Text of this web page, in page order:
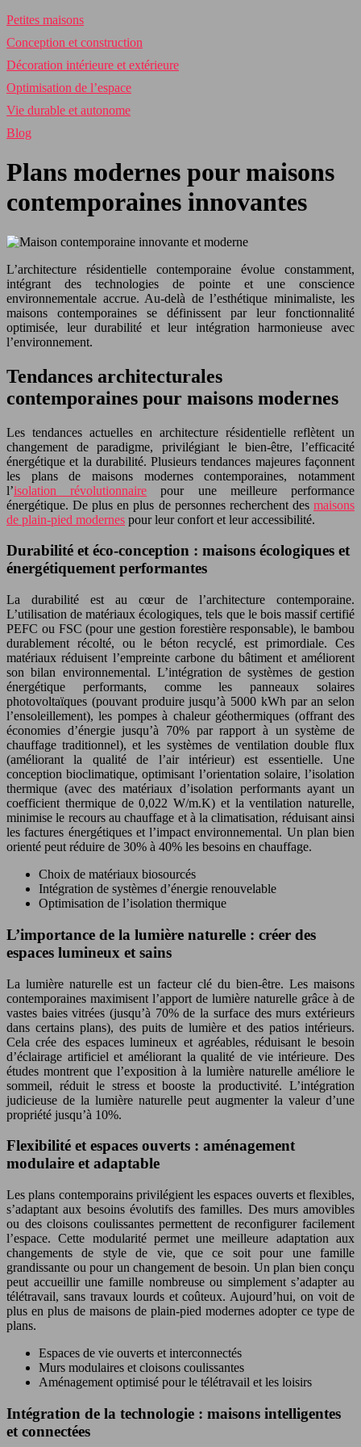
Petites maisons
Conception et construction
Décoration intérieure et extérieure
Optimisation de l’espace
Vie durable et autonome
Blog
Plans modernes pour maisons
contemporaines innovantes
L’architecture résidentielle contemporaine évolue constamment,
intégrant des technologies de pointe et une conscience
environnementale accrue. Au-delà de l’esthétique minimaliste, les
maisons contemporaines se définissent par leur fonctionnalité
optimisée, leur durabilité et leur intégration harmonieuse avec
l’environnement.
Tendances architecturales
contemporaines pour maisons modernes
Les tendances actuelles en architecture résidentielle reflètent un
changement de paradigme, privilégiant le bien-être, l’efficacité
énergétique et la durabilité. Plusieurs tendances majeures façonnent
les plans de maisons modernes contemporaines, notamment
l’isolation révolutionnaire pour une meilleure performance
énergétique. De plus en plus de personnes recherchent des maisons
de plain-pied modernes pour leur confort et leur accessibilité.
Durabilité et éco-conception : maisons écologiques et
énergétiquement performantes
La durabilité est au cœur de l’architecture contemporaine.
L’utilisation de matériaux écologiques, tels que le bois massif certifié
PEFC ou FSC (pour une gestion forestière responsable), le bambou
durablement récolté, ou le béton recyclé, est primordiale. Ces
matériaux réduisent l’empreinte carbone du bâtiment et améliorent
son bilan environnemental. L’intégration de systèmes de gestion
énergétique performants, comme les panneaux solaires
photovoltaïques (pouvant produire jusqu’à 5000 kWh par an selon
l’ensoleillement), les pompes à chaleur géothermiques (offrant des
économies d’énergie jusqu’à 70% par rapport à un système de
chauffage traditionnel), et les systèmes de ventilation double flux
(améliorant la qualité de l’air intérieur) est essentielle. Une
conception bioclimatique, optimisant l’orientation solaire, l’isolation
thermique (avec des matériaux d’isolation performants ayant un
coefficient thermique de 0,022 W/m.K) et la ventilation naturelle,
minimise le recours au chauffage et à la climatisation, réduisant ainsi
les factures énergétiques et l’impact environnemental. Un plan bien
orienté peut réduire de 30% à 40% les besoins en chauffage.
Choix de matériaux biosourcés
Intégration de systèmes d’énergie renouvelable
Optimisation de l’isolation thermique
L’importance de la lumière naturelle : créer des
espaces lumineux et sains
La lumière naturelle est un facteur clé du bien-être. Les maisons
contemporaines maximisent l’apport de lumière naturelle grâce à de
vastes baies vitrées (jusqu’à 70% de la surface des murs extérieurs
dans certains plans), des puits de lumière et des patios intérieurs.
Cela crée des espaces lumineux et agréables, réduisant le besoin
d’éclairage artificiel et améliorant la qualité de vie intérieure. Des
études montrent que l’exposition à la lumière naturelle améliore le
sommeil, réduit le stress et booste la productivité. L’intégration
judicieuse de la lumière naturelle peut augmenter la valeur d’une
propriété jusqu’à 10%.
Flexibilité et espaces ouverts : aménagement
modulaire et adaptable
Les plans contemporains privilégient les espaces ouverts et flexibles,
s’adaptant aux besoins évolutifs des familles. Des murs amovibles
ou des cloisons coulissantes permettent de reconfigurer facilement
l’espace. Cette modularité permet une meilleure adaptation aux
changements de style de vie, que ce soit pour une famille
grandissante ou pour un changement de besoin. Un plan bien conçu
peut accueillir une famille nombreuse ou simplement s’adapter au
télétravail, sans travaux lourds et coûteux. Aujourd’hui, on voit de
plus en plus de maisons de plain-pied modernes adopter ce type de
plans.
Espaces de vie ouverts et interconnectés
Murs modulaires et cloisons coulissantes
Aménagement optimisé pour le télétravail et les loisirs
Intégration de la technologie : maisons intelligentes
et connectées